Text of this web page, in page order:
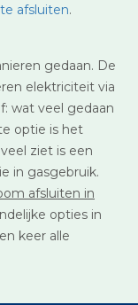
afsluiten.
gedaan. De
elektriciteit via
wat veel gedaan
optie is het
ziet is een
in gasgebruik.
afsluiten in
opties in
keer alle